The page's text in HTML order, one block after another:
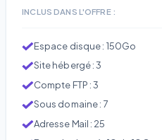
INCLUS DANS L'OFFRE :
Espace disque : 150Go
Site hébergé : 3
Compte FTP : 3
Sous domaine : 7
Adresse Mail : 25